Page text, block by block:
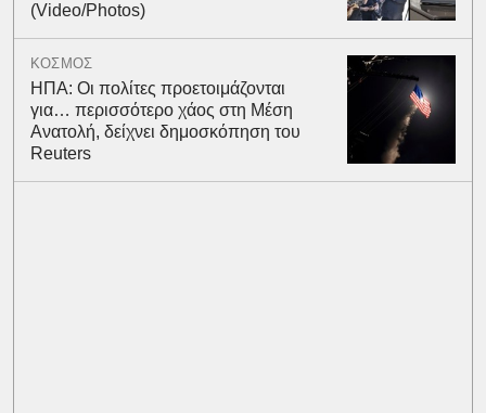
(Video/Photos)
ΚΟΣΜΟΣ
ΗΠΑ: Οι πολίτες προετοιμάζονται
για… περισσότερο χάος στη Μέση
Ανατολή, δείχνει δημοσκόπηση του
Reuters